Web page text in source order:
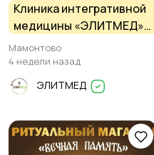
Клиника интегративной
медицины «ЭЛИТМЕД»
(г. Барнаул) проводит
приём в Мамонтово —
ТОЛЬКО ОДИН ДЕНЬ
Мамонтово
4 недели назад
ЭЛИТМЕД